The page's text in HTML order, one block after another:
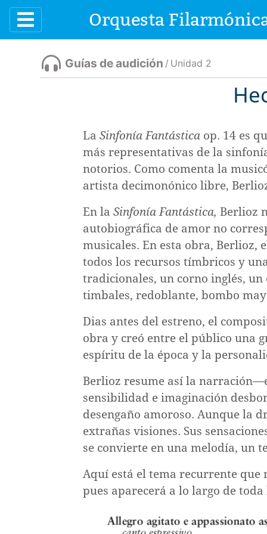
Orquesta
Contenidos
Curso
de
apreciación
musical
Introducción
¿Qué
y
cómo
Música
la
Orquesta
Filarmónica
y
sinfónico
Una
nota
sobre
género
y
raza
Conceptos
Básicos
Conceptos
básicos
métrica
y
tempo
Altura,
dinámica
y
Intervalos,
escalas
melodías
La
orquesta
Los
instrumentos
de
la
orquesta
Organización
de
orquesta
Cobres
Unidad
1:
El
y
el
Clasicismo
Contexto
histórico
y
social
El
tardío
(1685-
El
Unidad
2:
Contexto
histórico
social
El
Unidad
3:
siglo
Elementos
de
la
Elementos
de
la
música
orquestal
para
juventud
Unidad
1
Johann
Bach,
Concierto
Brandenburgo
Unidad
2
Berlioz,
Sinfonía
3
Elementos
de
la
música
Quiz:
elementos
la
1
Unidad
2
Glosario
Fuentes
Créditos
Guías de audición / Unidad 2
LaSinfonía Fantástica op. 14 es
más representativas de la
notorios. Como comenta la
artista decimonónico libre,
En laSinfonía Fantástica,Berlioz
autobiográfica de amor no
musicales. En esta obra,
todos los recursos tímbricos y
tradicionales, un corno inglés,
timbales, redoblante, bombo
Dias antes del estreno, el
obra y creó entre el público una
espíritu de la época y la
Berlioz resume así la
sensibilidad e imaginación
desengaño amoroso. Aunque la
extrañas visiones. Sus
se convierte en una melodía, un
Aquí está el tema recurrente que
pues aparecerá a lo largo de